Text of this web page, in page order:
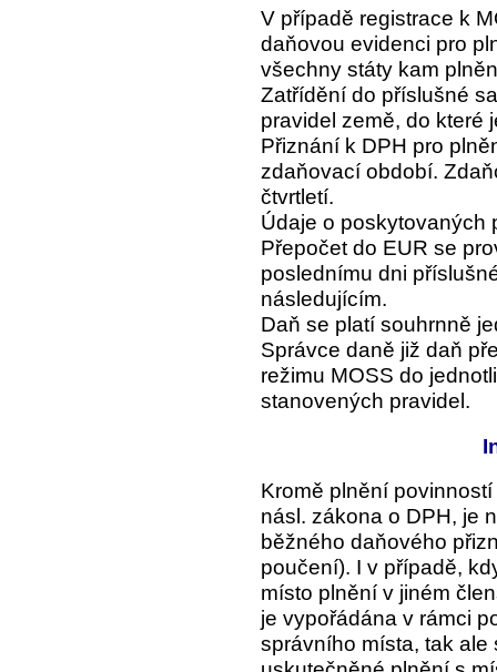
V případě registrace k
daňovou evidenci pro
všechny státy kam
Zatřídění do příslušné
pravidel země, do které
Přiznání k DPH pro
zdaňovací období.
čtvrtletí.
Údaje o poskytovaných
Přepočet do EUR se
poslednímu dni
následujícím.
Daň se platí souhrnně
Správce daně již daň
režimu MOSS do
stanovených pravidel.
Kromě plnění
násl. zákona o DPH, je
běžného daňového
poučení). I v případě,
místo plnění v jiném
je vypořádána v rámci
správního místa, tak ale